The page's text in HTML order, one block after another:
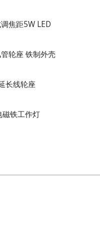
焦距5W LED
轮座 铁制外壳
长线轮座
磁铁工作灯